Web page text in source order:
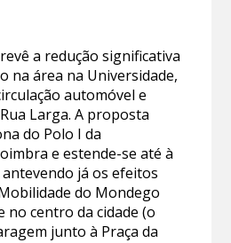
a redução significativa
na área na Universidade,
automóvel e
Larga. A proposta
do Polo I da
e estende-se até à
já os efeitos
do Mondego
no centro da cidade (o
junto à Praça da